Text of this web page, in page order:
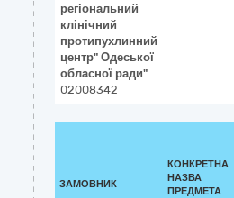
регіональний
клінічний
протипухлинний
центр" Одеської
обласної ради"
02008342
ЗАМОВНИК
КОНКРЕТНА
НАЗВА
ПРЕДМЕТА